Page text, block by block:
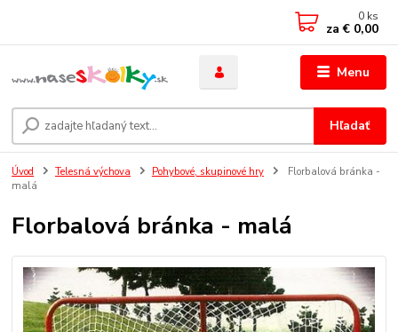
Menu
Hľadať
0 ks
za € 0,00
Úvod Telesná výchova Pohybové, skupinové hry
Florbalová bránka -
malá
Florbalová bránka - malá